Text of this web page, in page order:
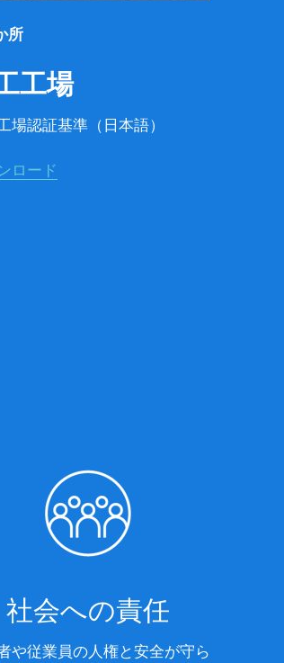
所
工場
場認証基準（日本語）
ロード
社会への責任
や従業員の人権と安全が守ら